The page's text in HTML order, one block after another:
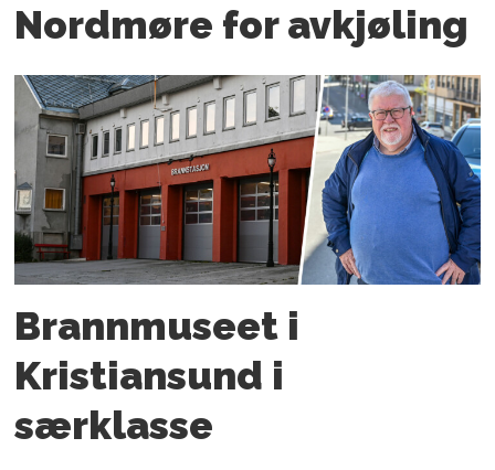
Nordmøre for avkjøling
Brannmuseet i
Kristiansund i
særklasse